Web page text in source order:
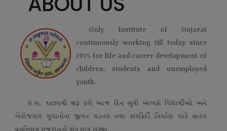
Only Institute of Gujarat
continuously working till today since
1975 for life and career development of
children, students and unemployed
youth.
ઇ.સ. ૧૯૭૫થી શરૂ કરી આજ દિન સુધી બાળકો વિદ્યાર્થીઓ અને
બેરોજગાર યુવાનોના જીવન ઘડતર તથા કારકિર્દી નિર્માણ માટે સતત
પ્રવૃત્તિમય ગુજરાતની એક માત્ર સંસ્થા....